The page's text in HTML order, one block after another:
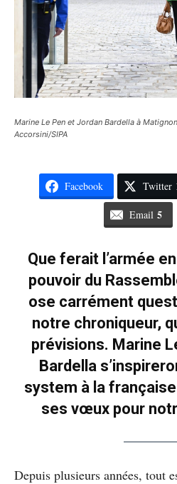
Marine Le Pen et Jordan Bardella à
Accorsini/SIPA
Facebook Twitter
Email 5
Que ferait l’armée
pouvoir du
ose carrément
notre chroniqueur,
prévisions. Marine
Bardella
system à la française
ses vœux pour
Depuis plusieurs années, tout